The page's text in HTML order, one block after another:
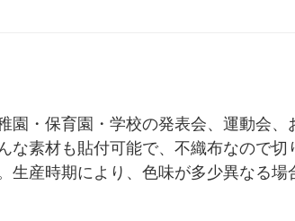
園・保育園・学校の発表会、運動会
な素材も貼付可能で、不織布なので
生産時期により、色味が多少異なる